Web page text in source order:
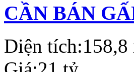
CẦN BÁN
Diện tích:158,8